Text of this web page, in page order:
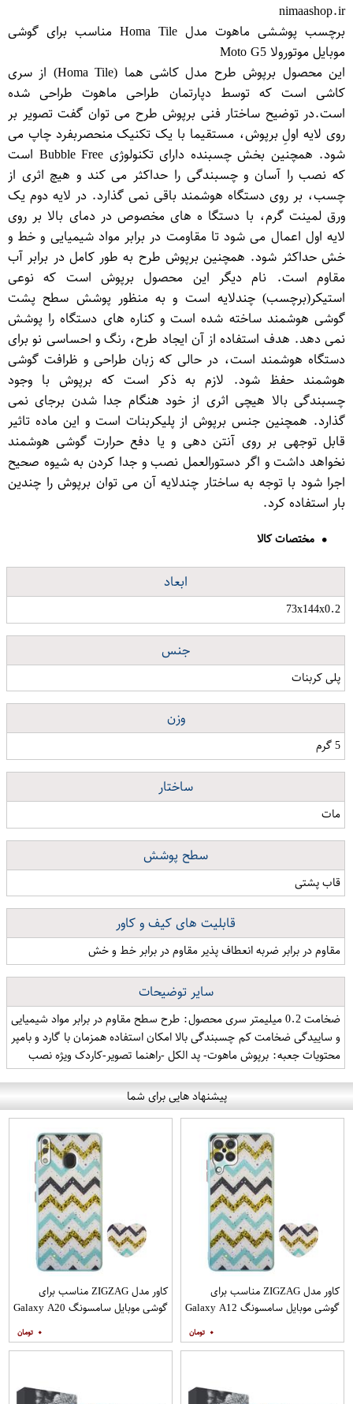
nimaashop.ir
برچسب پوششی ماهوت مدل Homa Tile مناسب برای گوشی
موبایل موتورولا Moto G5
این محصول برپوش طرح مدل کاشی هما (Homa Tile) از سری
کاشی است که توسط دپارتمان طراحی ماهوت طراحی شده
است.در توضیح ساختار فنی برپوش طرح می توان گفت تصویر بر
روی لایه اولِ برپوش، مستقیما با یک تکنیک منحصربفرد چاپ می
شود. همچنین بخش چسبنده دارای تکنولوژی Bubble Free است
که نصب را آسان و چسبندگی را حداکثر می کند و هیچ اثری از
چسب، بر روی دستگاه هوشمند باقی نمی گذارد. در لایه دوم یک
ورق لمینت گرم، با دستگا ه های مخصوص در دمای بالا بر روی
لایه اول اعمال می شود تا مقاومت در برابر مواد شیمیایی و خط و
خش حداکثر شود. همچنین برپوش طرح به طور کامل در برابر آب
مقاوم است. نام دیگر این محصول برپوش است که نوعی
استیكر(برچسب) چندلایه است و به منظور پوشش سطح پشت
گوشی هوشمند ساخته شده است و كناره های دستگاه را پوشش
نمی دهد. هدف استفاده از آن ایجاد طرح، رنگ و احساسی نو برای
دستگاه هوشمند است، در حالی كه زبان طراحی و ظرافت گوشی
هوشمند حفظ شود. لازم به ذکر است که برپوش با وجود
چسبندگی بالا هیچی اثری از خود هنگام جدا شدن برجای نمی
گذارد. همچنین جنس برپوش از پلیكربنات است و این ماده تاثیر
قابل توجهی بر روی آنتن دهی و یا دفع حرارت گوشی هوشمند
نخواهد داشت و اگر دستورالعمل نصب و جدا كردن به شیوه صحیح
اجرا شود با توجه به ساختار چندلایه آن می توان برپوش را چندین
بار استفاده كرد.
مختصات کالا
ابعاد
73x144x0.2
جنس
پلی کربنات
وزن
5 گرم
ساختار
مات
سطح پوشش
قاب پشتی
قابلیت های کیف و کاور
مقاوم در برابر ضربه انعطاف پذیر مقاوم در برابر خط و خش
سایر توضیحات
ضخامت 0.2 میلیمتر سری محصول: طرح سطح مقاوم در برابر مواد شیمیایی
و ساییدگی ضخامت کم چسبندگی بالا امكان استفاده همزمان با گارد و بامپر
محتویات جعبه: برپوش ماهوت- پد الکل -راهنما تصویر-کاردک ویژه نصب
پیشنهاد هایی برای شما
کاور مدل ZIGZAG مناسب برای
گوشی موبایل سامسونگ Galaxy A12
۰
کاور مدل ZIGZAG مناسب برای
گوشی موبایل سامسونگ Galaxy A20
۰